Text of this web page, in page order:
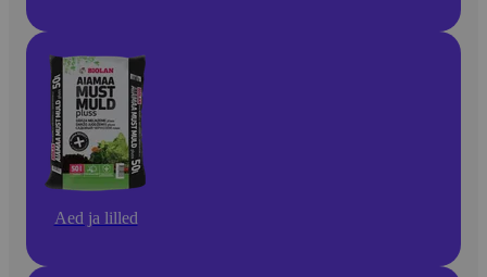
Aed ja lilled